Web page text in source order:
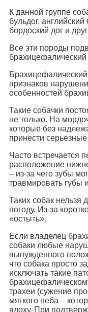
К данной группе
бульдог,
бордоский дог и
Все эти породы
признаков
особенностей
Такие собачки
не только. На
которые без
принести
Часто встречается
расположение
– из-за чего зубы
травмировать губы
Таких собак нельзя
погоду. Из-за
«остыть».
Если владелец
собаки любые
вынужденного
что собака просто
исключать такие
трахеи (сужение
мягкого неба –
вдоху. При